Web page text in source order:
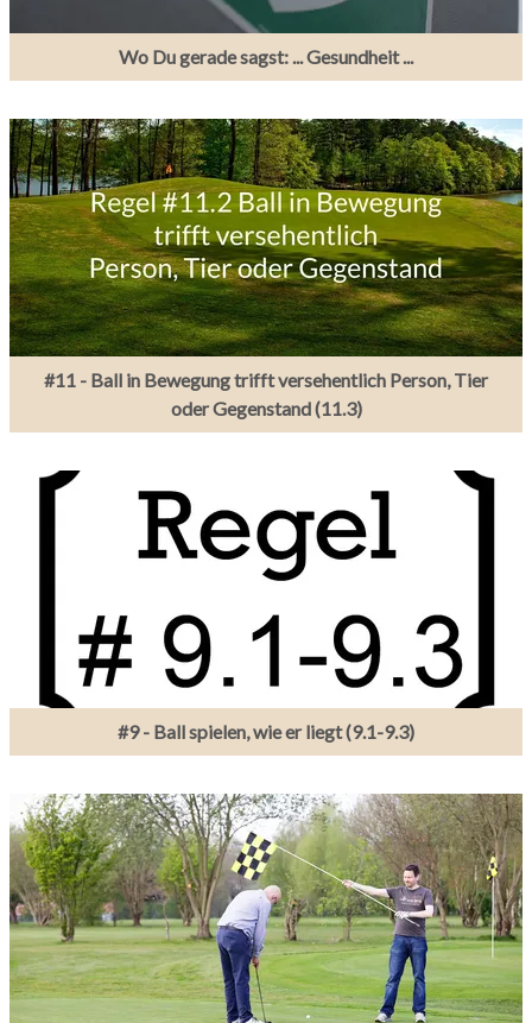
Wo Du gerade sagst: ... Gesundheit ...
#11 - Ball in Bewegung trifft versehentlich Person, Tier
oder Gegenstand (11.3)
#9 - Ball spielen, wie er liegt (9.1-9.3)